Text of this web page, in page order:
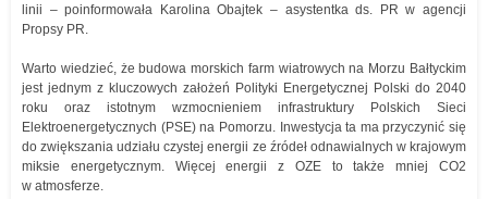
linii – poinformowała Karolina Obajtek – asystentka ds. PR w agencji
Propsy PR.
Warto wiedzieć, że budowa morskich farm wiatrowych na Morzu Bałtyckim
jest jednym z kluczowych założeń Polityki Energetycznej Polski do 2040
roku oraz istotnym wzmocnieniem infrastruktury Polskich Sieci
Elektroenergetycznych (PSE) na Pomorzu. Inwestycja ta ma przyczynić się
do zwiększania udziału czystej energii ze źródeł odnawialnych w krajowym
miksie energetycznym. Więcej energii z OZE to także mniej CO2
w atmosferze.